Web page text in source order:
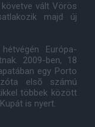
vált Vörös
majd új
Európa-
2009-ben, 18
egy Porto
elsõ számú
többek között
is nyert.